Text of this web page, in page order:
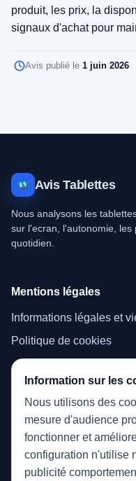
produit, les prix, la
signaux d'achat pour
Avis publié le 1 juin 2026
Avis Tablettes
Nous analysons les
sur l'ecran, l'autonomie, les
quotidien.
Mentions légales
Informations légales et
Politique de cookies
Menu
Accueil
Information sur les
Nous utilisons des
mesure d'audience
fonctionner et
configuration n'utilise
publicité